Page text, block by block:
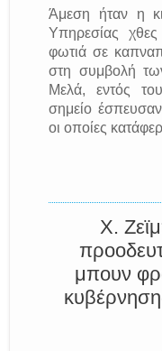
Άμεση ήταν η
Υπηρεσίας
φωτιά σε
στη συμβολή
Μελά, εντός
σημείο
οι οποίες
Χ.
μπουν